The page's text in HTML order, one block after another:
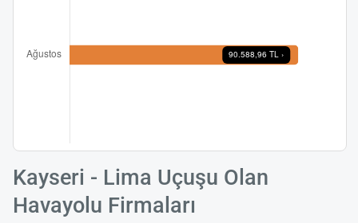
Kayseri - Lima Uçuşu Olan
Havayolu Firmaları